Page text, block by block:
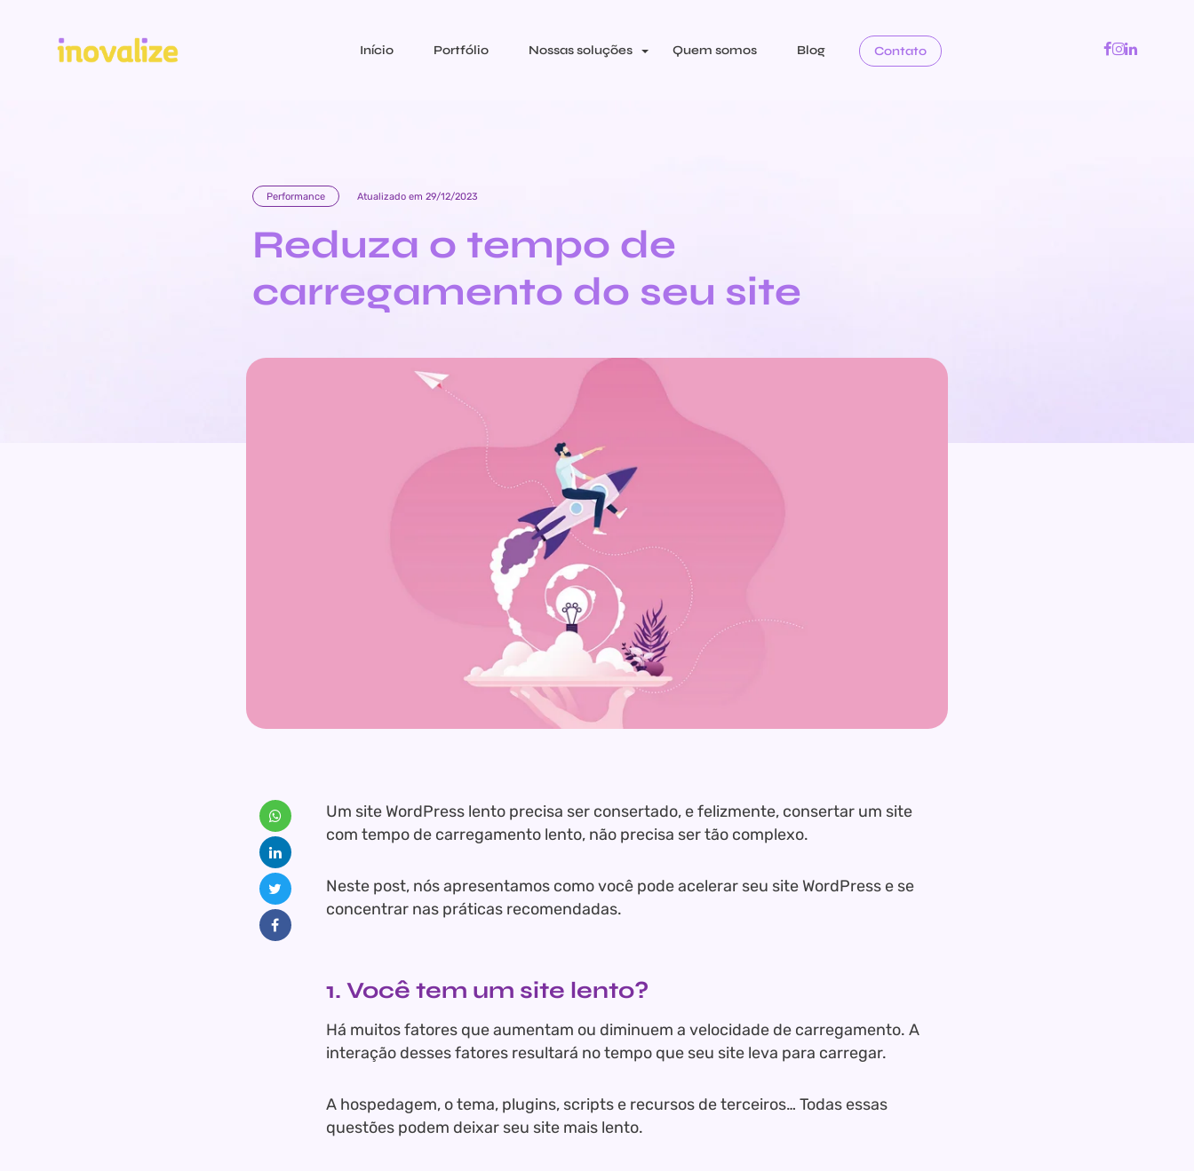
Início Portfólio Nossas soluções Quem somos Blog Contato
Performance Atualizado em 29/12/2023
Reduza o tempo de
carregamento do seu site
Um site WordPress lento precisa ser consertado, e felizmente, consertar um site
com tempo de carregamento lento, não precisa ser tão complexo.
Neste post, nós apresentamos como você pode acelerar seu site WordPress e se
concentrar nas práticas recomendadas.
1. Você tem um site lento?
Há muitos fatores que aumentam ou diminuem a velocidade de carregamento. A
interação desses fatores resultará no tempo que seu site leva para carregar.
A hospedagem, o tema, plugins, scripts e recursos de terceiros… Todas essas
questões podem deixar seu site mais lento.